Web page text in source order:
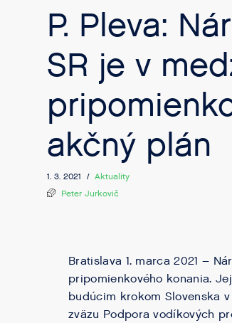
P. Pleva:
SR je v
akčný plán
1. 3. 2021 / Aktuality
Peter Jurkovič
Bratislava 1. marca 2021 –
pripomienkového konania.
budúcim krokom Slovenska
zväzu Podpora vodíkových